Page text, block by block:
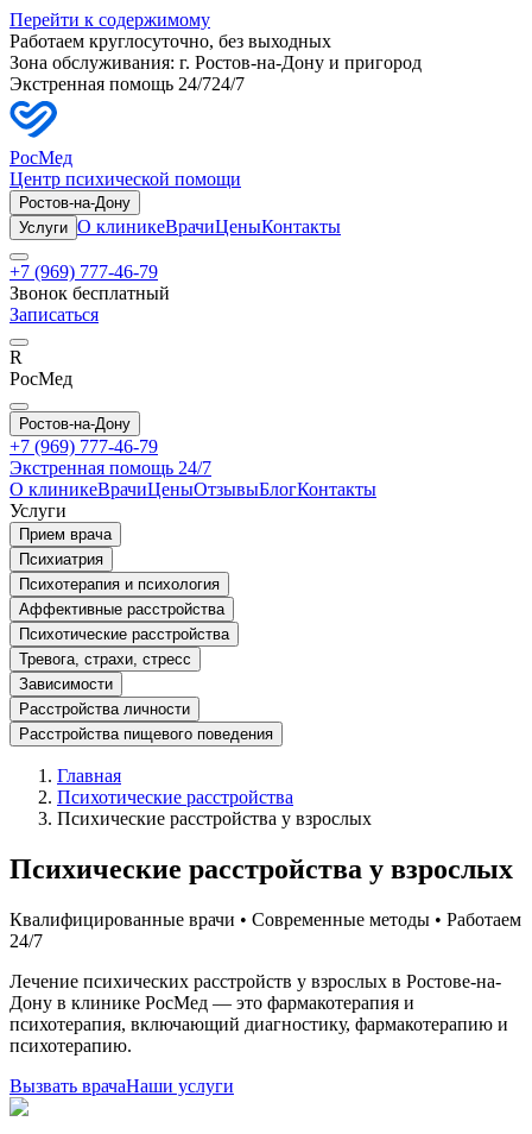
Перейти к содержимому
Работаем круглосуточно, без выходных
Зона обслуживания: г. Ростов-на-Дону и пригород
Экстренная помощь 24/724/7
РосМед
Центр психической помощи
Ростов-на-Дону
Услуги О клиникеВрачиЦеныКонтакты
+7 (969) 777-46-79
Звонок бесплатный
Записаться
R
РосМед
Ростов-на-Дону
+7 (969) 777-46-79
Экстренная помощь 24/7
О клиникеВрачиЦеныОтзывыБлогКонтакты
Услуги
Прием врача
Психиатрия
Психотерапия и психология
Аффективные расстройства
Психотические расстройства
Тревога, страхи, стресс
Зависимости
Расстройства личности
Расстройства пищевого поведения
Главная
Психотические расстройства
Психические расстройства у взрослых
Психические расстройства у взрослых
Квалифицированные врачи • Современные методы • Работаем
24/7
Лечение психических расстройств у взрослых в Ростове-на-
Дону в клинике РосМед — это фармакотерапия и
психотерапия, включающий диагностику, фармакотерапию и
психотерапию.
Вызвать врачаНаши услуги